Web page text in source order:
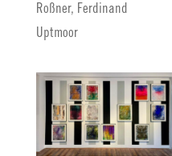
Roßner, Ferdinand
Uptmoor